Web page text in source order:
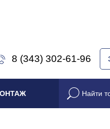
8 (343) 302-61-96